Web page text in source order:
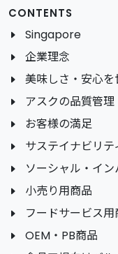
CONTENTS
Singapore
企業理念
美味しさ・安心
アスクの品質管理
お客様の満足
サステイナビリテ
ソーシャル・イン
小売り用商品
フードサービス用
OEM・PB商品